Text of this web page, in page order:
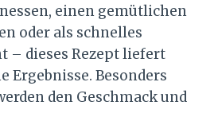
einen gemütlichen
oder als schnelles
– dieses Rezept liefert
Ergebnisse. Besonders
den Geschmack und